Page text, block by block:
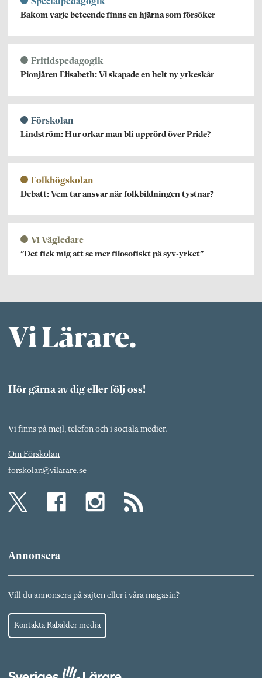
Bakom varje beteende finns en hjärna som försöker
Fritidspedagogik
Pionjären Elisabeth: Vi skapade en helt ny yrkeskår
Förskolan
Lindström: Hur orkar man bli upprörd över Pride?
Folkhögskolan
Debatt: Vem tar ansvar när folkbildningen tystnar?
Vi Vägledare
”Det fick mig att se mer filosofiskt på syv-yrket”
Hör gärna av dig eller följ oss!
Vi finns på mejl, telefon och i sociala medier.
Om Förskolan
forskolan@vilarare.se
Annonsera
Vill du annonsera på sajten eller i våra magasin?
Kontakta Rabalder media